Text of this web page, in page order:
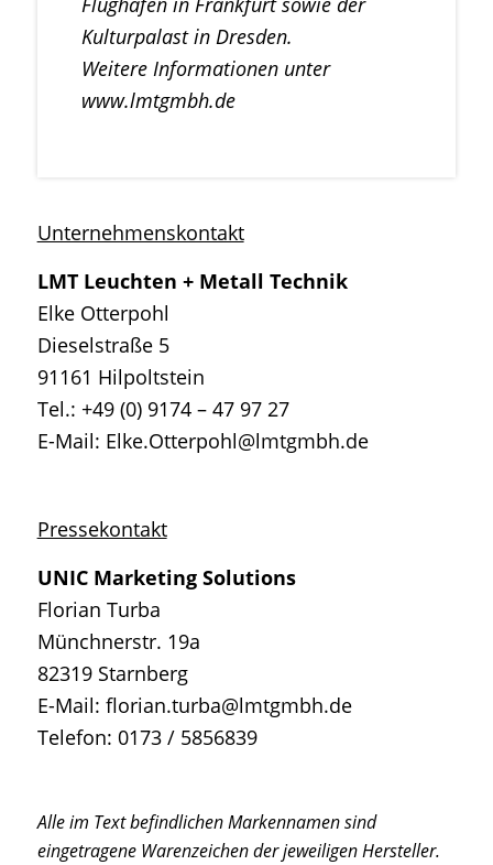
Kulturpalast in Dresden.
Weitere Informationen unter
www.lmtgmbh.de
Unternehmenskontakt
LMT Leuchten + Metall Technik
Elke Otterpohl
Dieselstraße 5
91161 Hilpoltstein
Tel.: +49 (0) 9174 – 47 97 27
E-Mail: Elke.Otterpohl@lmtgmbh.de
Pressekontakt
UNIC Marketing Solutions
Florian Turba
Münchnerstr. 19a
82319 Starnberg
E-Mail: florian.turba@lmtgmbh.de
Telefon: 0173 / 5856839
Alle im Text befindlichen Markennamen sind
eingetragene Warenzeichen der jeweiligen Hersteller.